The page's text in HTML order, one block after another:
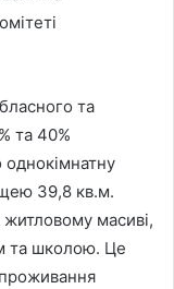
та
та 40%
однокімнатну
39,8 кв.м.
масиві,
та школою. Це